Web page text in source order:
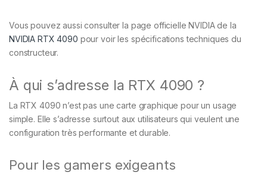
Vous pouvez aussi consulter la page officielle NVIDIA de la
NVIDIA RTX 4090 pour voir les spécifications techniques du
constructeur.
À qui s’adresse la RTX 4090 ?
La RTX 4090 n’est pas une carte graphique pour un usage
simple. Elle s’adresse surtout aux utilisateurs qui veulent une
configuration très performante et durable.
Pour les gamers exigeants